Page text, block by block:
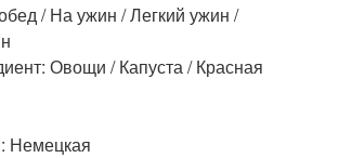
/ На ужин / Легкий ужин /
Овощи / Капуста / Красная
Немецкая